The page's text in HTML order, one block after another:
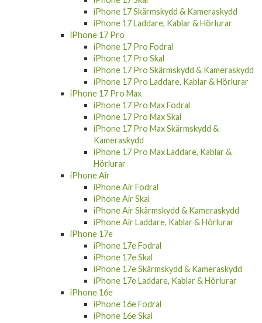
iPhone 17 Laddare, Kablar & Hörlurar
iPhone 17 Pro
iPhone 17 Pro Fodral
iPhone 17 Pro Skal
iPhone 17 Pro Skärmskydd & Kameraskydd
iPhone 17 Pro Laddare, Kablar & Hörlurar
iPhone 17 Pro Max
iPhone 17 Pro Max Fodral
iPhone 17 Pro Max Skal
iPhone 17 Pro Max Skärmskydd &
Kameraskydd
iPhone 17 Pro Max Laddare, Kablar &
Hörlurar
iPhone Air
iPhone Air Fodral
iPhone Air Skal
iPhone Air Skärmskydd & Kameraskydd
iPhone Air Laddare, Kablar & Hörlurar
iPhone 17e
iPhone 17e Fodral
iPhone 17e Skal
iPhone 17e Skärmskydd & Kameraskydd
iPhone 17e Laddare, Kablar & Hörlurar
iPhone 16e
iPhone 16e Fodral
iPhone 16e Skal
iPhone 16e Skärmskydd & Kameraskydd